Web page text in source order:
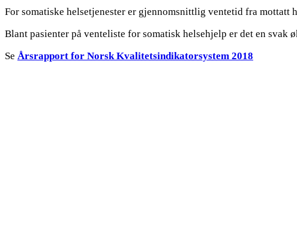
For somatiske helsetjenester er gjennomsnittlig ventetid fra mottatt
Blant pasienter på venteliste for somatisk helsehjelp er det en
Se Årsrapport for Norsk Kvalitetsindikatorsystem 2018